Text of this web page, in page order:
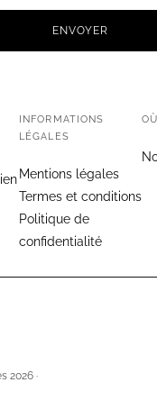
ENVOYER
INFORMATIONS
LÉGALES
Mentions légales
Termes et conditions
Politique de
confidentialité
2026 ·